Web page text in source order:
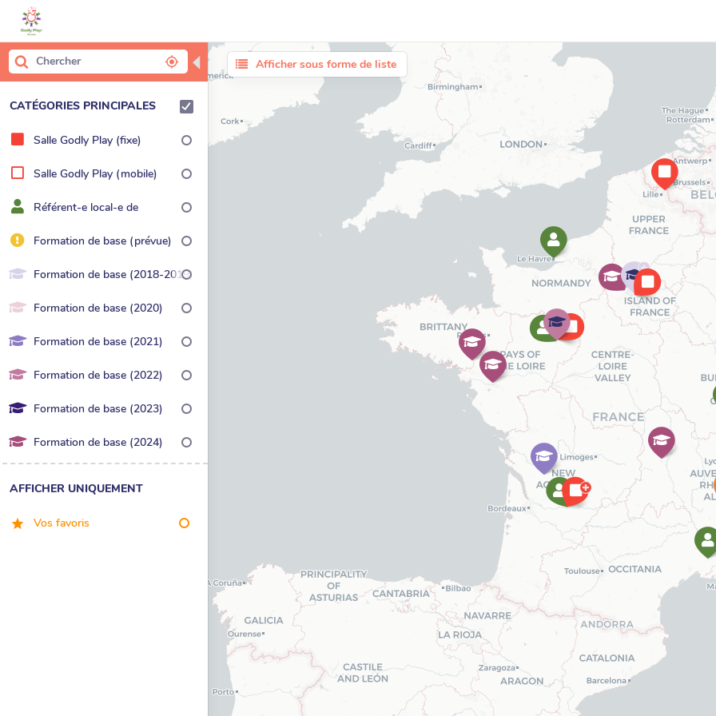
◀
CATÉGORIES PRINCIPALES
Salle Godly Play (fixe)
Salle Godly Play (mobile)
Référent-e local-e de
l'association
Formation de base (prévue)
Formation de base (2018-2019)
Formation de base (2020)
Formation de base (2021)
Formation de base (2022)
Formation de base (2023)
Formation de base (2024)
AFFICHER UNIQUEMENT
Vos favoris
Afficher sous forme de liste